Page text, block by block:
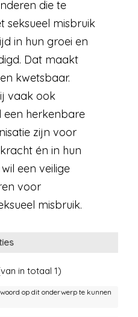
die te
seksueel misbruik
in hun groei en
Dat maakt
kwetsbaar.
vaak ook
een herkenbare
zijn voor
én in hun
een veilige
voor
misbruik.
in totaal 1)
op dit onderwerp te kunnen